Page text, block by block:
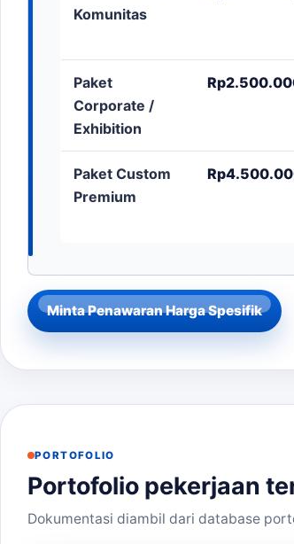
Komunitas
Paket
Corporate /
Exhibition
Paket Custom
Premium
Minta Penawaran Harga Spesifik
PORTOFOLIO
Portofolio pekerjaan
Dokumentasi diambil dari database